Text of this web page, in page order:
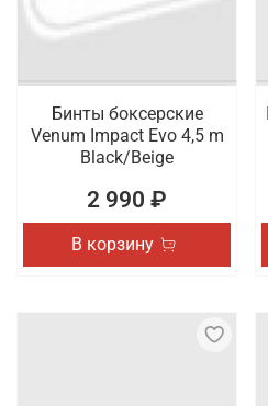
Бинты боксерские
Venum Impact Evo 4,5 m
Black/Beige
2 990 ₽
В корзину